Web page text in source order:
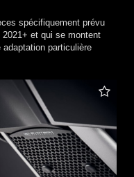
spécifiquement prévu
2021+ et qui se montent
particulière